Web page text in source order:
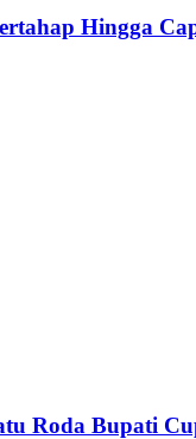
Hingga
Roda Bupati